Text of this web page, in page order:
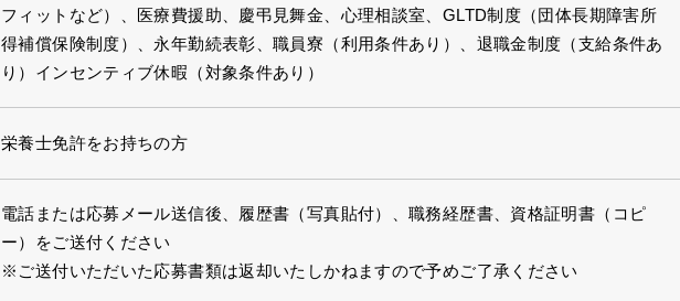
フィットなど）、医療費援助、慶弔見舞金、心理相談室、GLTD制度（団体長期障害所
得補償保険制度）、永年勤続表彰、職員寮（利用条件あり）、退職金制度（支給条件あ
り）インセンティブ休暇（対象条件あり）
栄養士免許をお持ちの方
電話または応募メール送信後、履歴書（写真貼付）、職務経歴書、資格証明書（コピ
ー）をご送付ください
※ご送付いただいた応募書類は返却いたしかねますので予めご了承ください